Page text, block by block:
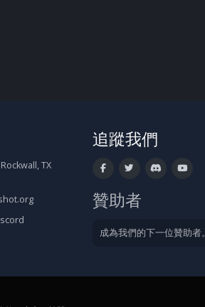
TX
追蹤我們
贊助者
成為我們的下一位贊助者。